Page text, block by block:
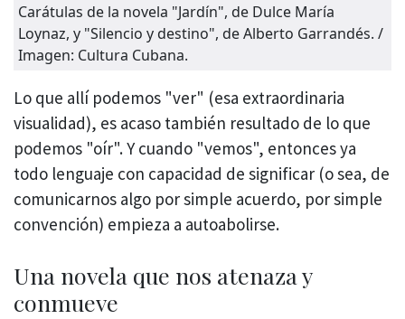
Carátulas de la novela "Jardín", de Dulce María
Loynaz, y "Silencio y destino", de Alberto Garrandés. /
Imagen: Cultura Cubana.
Lo que allí podemos "ver" (esa extraordinaria
visualidad), es acaso también resultado de lo que
podemos "oír". Y cuando "vemos", entonces ya
todo lenguaje con capacidad de significar (o sea, de
comunicarnos algo por simple acuerdo, por simple
convención) empieza a autoabolirse.
Una novela que nos atenaza y
conmueve